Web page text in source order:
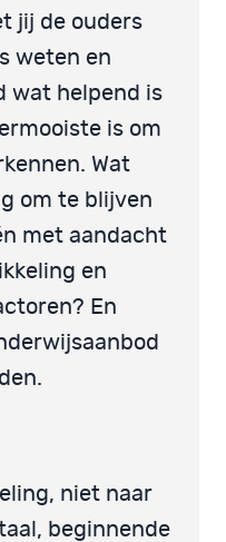
jij de ouders
weten en
wat helpend is
is om
Wat
om te blijven
met aandacht
en
En
niet naar
beginnende